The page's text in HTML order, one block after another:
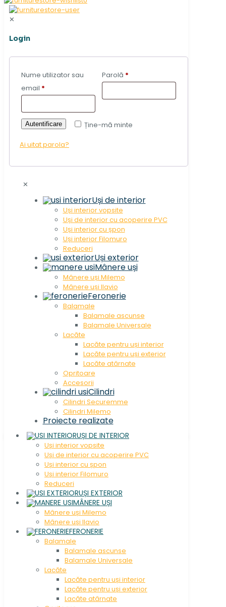
✕
Login
Nume utilizator sau
email *
Parolă *
Ține-mă minte
Autentificare
Ai uitat parola?
✕
Uși de interior
Uși interior vopsite
Uși de interior cu acoperire PVC
Uși interior cu șpon
Uși interior Filomuro
Reduceri
Uși exterior
Mânere uși
Mânere uși Milemo
Mânere uși Ilavio
Feronerie
Balamale
Balamale ascunse
Balamale Universale
Lacăte
Lacăte pentru uși interior
Lacăte pentru uși exterior
Lacăte atârnate
Opritoare
Accesorii
Cilindri
Cilindri Securemme
Cilindri Milemo
Proiecte realizate
UȘI DE INTERIOR
Uși interior vopsite
Uși de interior cu acoperire PVC
Uși interior cu șpon
Uși interior Filomuro
Reduceri
UȘI EXTERIOR
MÂNERE UȘI
Mânere uși Milemo
Mânere uși Ilavio
FERONERIE
Balamale
Balamale ascunse
Balamale Universale
Lacăte
Lacăte pentru uși interior
Lacăte pentru uși exterior
Lacăte atârnate